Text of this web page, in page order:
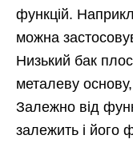
функцій.
можна
Низький бак
металеву
Залежно від
залежить і його